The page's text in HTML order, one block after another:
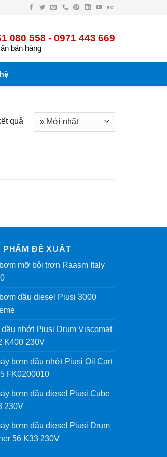
Facebook
TwitterEmailĐiện
PinterestLinkedInYouTube
Flickr
080 558 - 0971 443 669
bán hàng
quả
PHẨM ĐỀ XUẤT
mỡ bôi trơn Raasm Italy
dầu diesel Piusi 3000
dầu nhớt Piusi Drum Viscomat
K400 230V
bơm dầu nhớt Piusi Oil Cart
FK0200010
bơm dầu diesel Piusi Cube
230V
bơm dầu diesel Piusi Drum
56 K33 230V